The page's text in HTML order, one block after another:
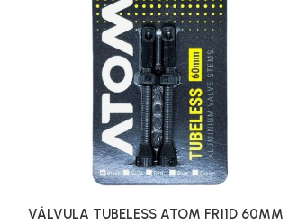
VÁLVULA TUBELESS ATOM FR11D 60MM